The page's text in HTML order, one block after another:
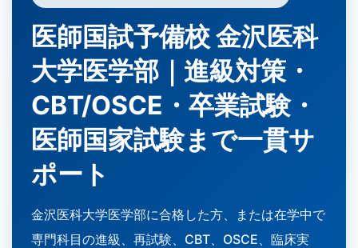
医師国試予備校 金沢医科
大学医学部｜進級対策・
CBT/OSCE・卒業試験・
医師国家試験まで一貫サ
ポート
金沢医科大学医学部に合格した方、または在学中で
専門科目の進級、再試験、CBT、OSCE、臨床実